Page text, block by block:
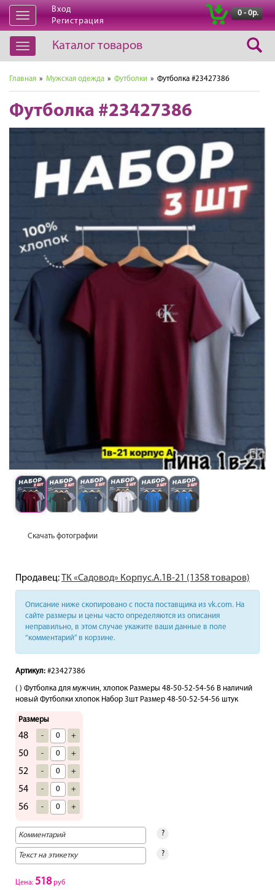
Открыть
навигацию
Вход
Регистрация
0 - 0р.
Открыть
навигацию
Каталог товаров
Главная » Мужская одежда » Футболки » Футболка #23427386
Футболка #23427386
Скачать фотографии
Продавец:ТК «Садовод» Корпус.А.1В-21 (1358 товаров)
Описание ниже скопировано с поста поставщика из vk.com. На
сайте размеры и цены часто определяются из описания
неправильно, в этом случае укажите ваши данные в поле
“комментарий” в корзине.
Артикул: #23427386
( ) Футболка для мужчин, хлопок Размеры 48-50-52-54-56 В наличий
новый Футболки хлопок Набор 3шт Размер 48-50-52-54-56 штук
Размеры
48 - +
50 - +
52 - +
54 - +
56 - +
?
?
Цена: 518руб